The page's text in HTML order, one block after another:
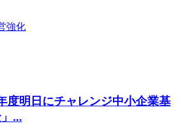
強化
度明日にチャレンジ中小企業基
...